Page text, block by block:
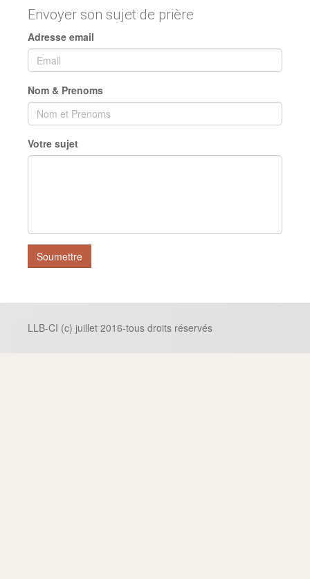
Envoyer son sujet de prière
Adresse email
Nom & Prenoms
Votre sujet
Soumettre
LLB-CI (c) juillet 2016-tous droits réservés